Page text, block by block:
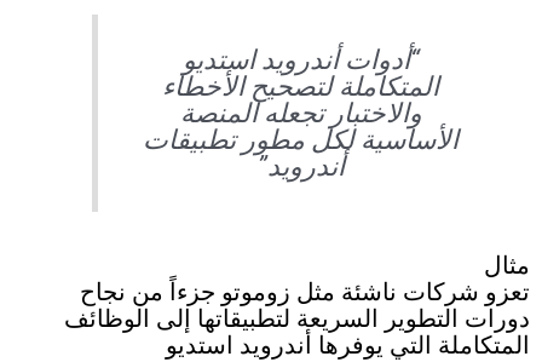
“أدوات أندرويد استديو
المتكاملة لتصحيح الأخطاء
والاختبار تجعله المنصة
الأساسية لكل مطور تطبيقات
أندرويد”
مثال
تعزو شركات ناشئة مثل زوموتو جزءاً من نجاح
دورات التطوير السريعة لتطبيقاتها إلى الوظائف
المتكاملة التي يوفرها أندرويد استديو